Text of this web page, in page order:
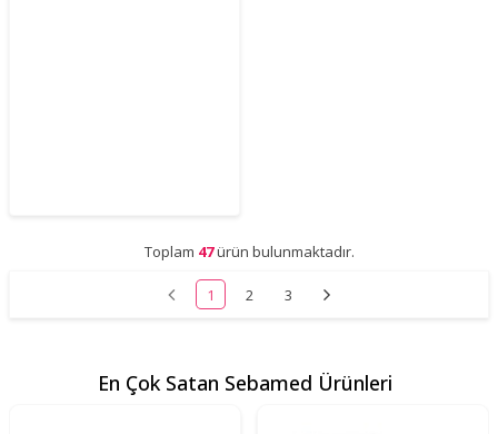
Toplam 47ürün bulunmaktadır.
1 2 3
En Çok Satan Sebamed Ürünleri